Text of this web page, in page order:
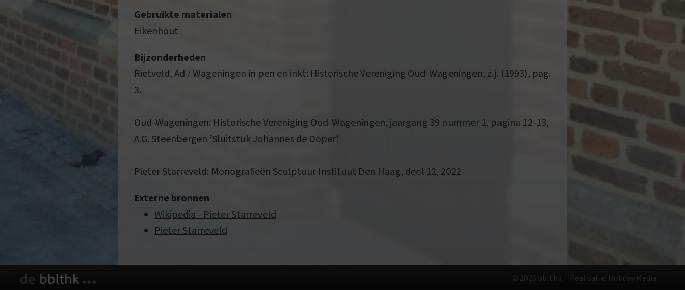
Gebruikte materialen
Eikenhout
Bijzonderheden
Rietveld, Ad / Wageningen in pen en inkt: Historische Vereniging Oud-Wageningen, z.j. (1993), pag.
3.
Oud-Wageningen: Historische Vereniging Oud-Wageningen, jaargang 39 nummer 1, pagina 12-13,
A.G. Steenbergen ‘Sluitstuk Johannes de Doper’.
Pieter Starreveld: Monografieën Sculptuur Instituut Den Haag, deel 12, 2022
Externe bronnen
Wikipedia - Pieter Starreveld
Pieter Starreveld
© 2026 bblthk Realisatie: Holiday Media